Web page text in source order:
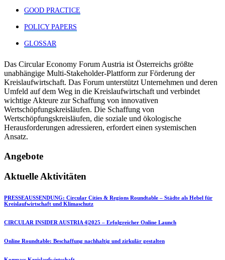
GOOD PRACTICE
POLICY PAPERS
GLOSSAR
Das Circular Economy Forum Austria ist Österreichs größte
unabhängige Multi-Stakeholder-Plattform zur Förderung der
Kreislaufwirtschaft. Das Forum unterstützt Unternehmen und deren
Umfeld auf dem Weg in die Kreislaufwirtschaft und verbindet
wichtige Akteure zur Schaffung von innovativen
Wertschöpfungskreisläufen. Die Schaffung von
Wertschöpfungskreisläufen, die soziale und ökologische
Herausforderungen adressieren, erfordert einen systemischen
Ansatz.
Angebote
Aktuelle Aktivitäten
PRESSEAUSSENDUNG: Circular Cities & Regions Roundtable – Städte als Hebel für
Kreislaufwirtschaft und Klimaschutz
CIRCULAR INSIDER AUSTRIA 4|2025 – Erfolgreicher Online Launch
Online Roundtable: Beschaffung nachhaltig und zirkulär gestalten